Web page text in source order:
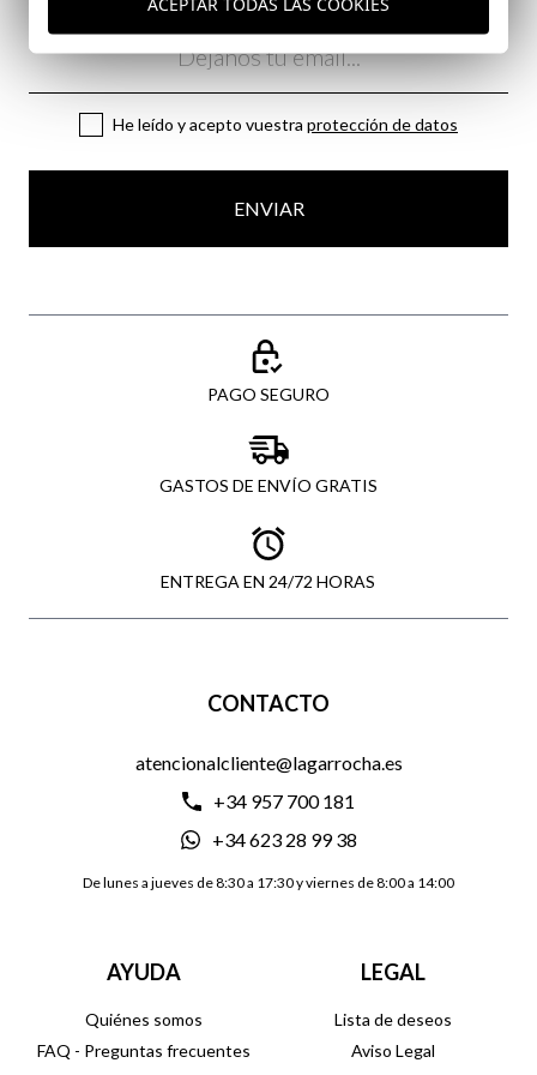
Email
He leído y acepto vuestra protección de datos
ENVIAR
PAGO SEGURO
GASTOS DE ENVÍO GRATIS
ENTREGA EN 24/72 HORAS
CONTACTO
atencionalcliente@lagarrocha.es
+34 957 700 181
+34 623 28 99 38
De lunes a jueves de 8:30 a 17:30 y viernes de 8:00 a 14:00
AYUDA
Quiénes somos
FAQ - Preguntas frecuentes
LEGAL
Lista de deseos
Aviso Legal